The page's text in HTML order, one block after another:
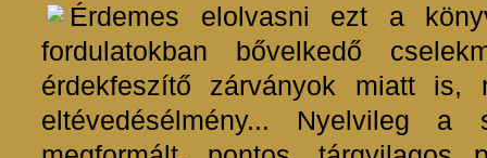
Érdemes elolvasni ezt a
fordulatokban bővelkedő
érdekfeszítő zárványok miatt is,
eltévedésélmény... Nyelvileg a